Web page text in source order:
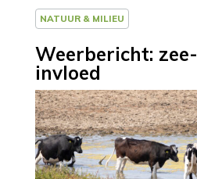
NATUUR & MILIEU
Weerbericht: zee-
invloed